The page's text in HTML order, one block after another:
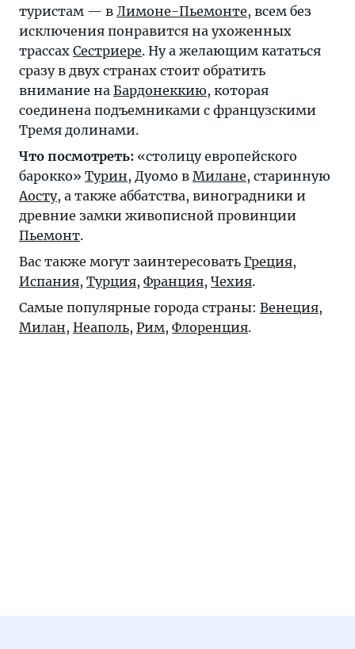
туристам — в Лимоне-Пьемонте, всем без
исключения понравится на ухоженных
трассах Сестриере. Ну а желающим кататься
сразу в двух странах стоит обратить
внимание на Бардонеккию, которая
соединена подъемниками с французскими
Тремя долинами.
Что посмотреть: «столицу европейского
барокко» Турин, Дуомо в Милане, старинную
Аосту, а также аббатства, виноградники и
древние замки живописной провинции
Пьемонт.
Вас также могут заинтересовать Греция,
Испания, Турция, Франция, Чехия.
Самые популярные города страны: Венеция,
Милан, Неаполь, Рим, Флоренция.